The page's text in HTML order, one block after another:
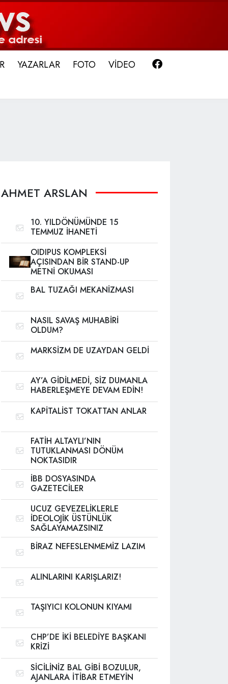
YAZARLAR FOTO VİDEO
AHMET ARSLAN
10. YILDÖNÜMÜNDE 15
TEMMUZ İHANETİ
OIDIPUS KOMPLEKSİ
AÇISINDAN BİR STAND-UP
METNİ OKUMASI
BAL TUZAĞI MEKANİZMASI
NASIL SAVAŞ MUHABİRİ
OLDUM?
MARKSİZM DE UZAYDAN GELDİ
AY’A GİDİLMEDİ, SİZ DUMANLA
HABERLEŞMEYE DEVAM EDİN!
KAPİTALİST TOKATTAN ANLAR
FATİH ALTAYLI’NIN
TUTUKLANMASI DÖNÜM
NOKTASIDIR
İBB DOSYASINDA
GAZETECİLER
UCUZ GEVEZELİKLERLE
İDEOLOJİK ÜSTÜNLÜK
SAĞLAYAMAZSINIZ
BİRAZ NEFESLENMEMİZ LAZIM
ALINLARINI KARIŞLARIZ!
TAŞIYICI KOLONUN KIYAMI
CHP’DE İKİ BELEDİYE BAŞKANI
KRİZİ
SİCİLİNİZ BAL GİBİ BOZULUR,
AJANLARA İTİBAR ETMEYİN